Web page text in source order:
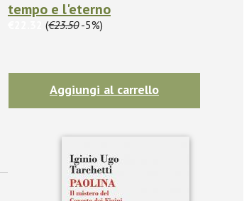
tempo e l'eterno
(€23.50-5%)
Aggiungi al carrello